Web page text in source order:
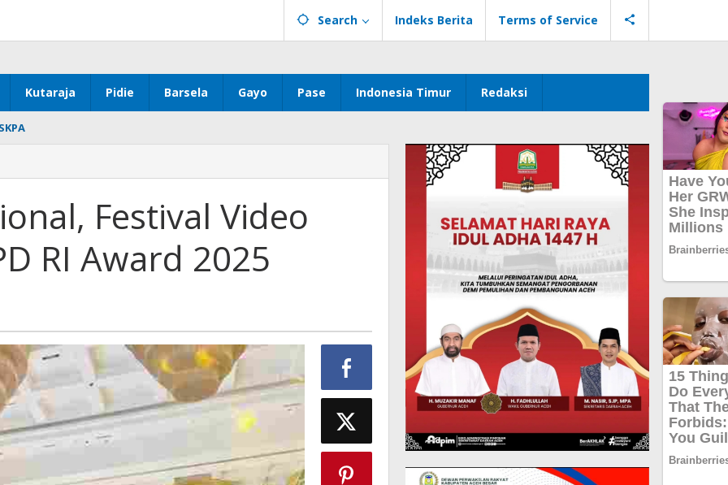
Search Indeks Berita Terms of Service
Kutaraja Pidie Barsela Gayo Pase Indonesia Timur Redaksi
Festival Video
RI Award 2025